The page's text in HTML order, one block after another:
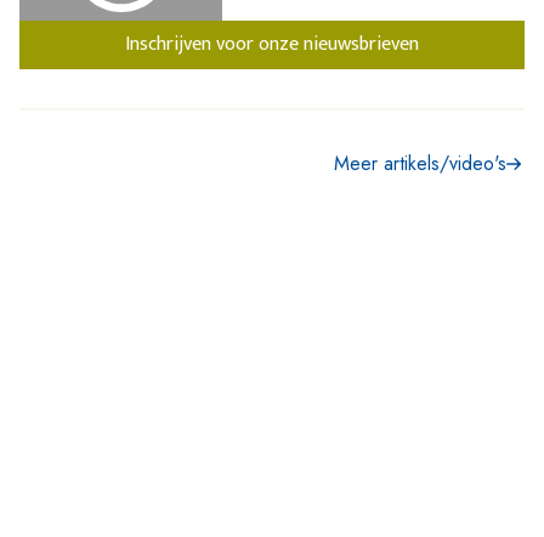
Inschrijven voor onze nieuwsbrieven
Meer artikels/video's